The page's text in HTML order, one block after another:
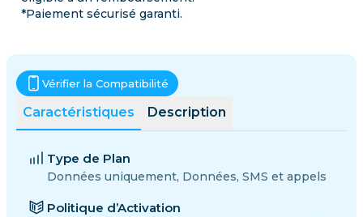
*Paiement sécurisé garanti.
Caractéristiques Description
Vérifier la Compatibilité
Type de Plan
Données uniquement, Données, SMS et appels
Politique d’Activation